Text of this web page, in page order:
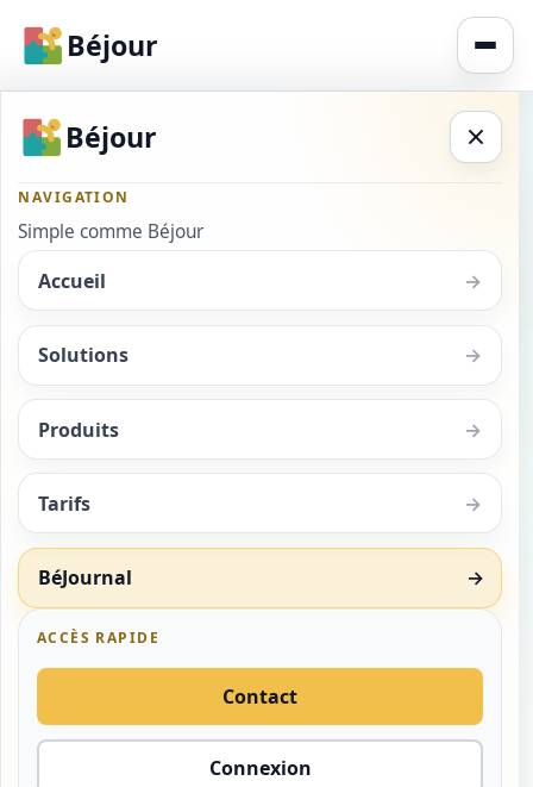
Béjour
Béjour
NAVIGATION
Simple comme Béjour
Accueil →
Solutions →
Produits →
Tarifs →
BéJournal →
ACCÈS RAPIDE
Contact
Connexion
Retour au BéJournal
Comment un logiciel
présenter sur le web
April 1, 2026
Un bon référencement ne repose pas
uniquement sur des mots-clés. Pour un
logiciel crèche, il faut surtout répondre à
des besoins très concrets : simplifier la
facturation, mieux suivre les présences,
fluidifier les échanges avec les familles
et sécuriser les données. Une page